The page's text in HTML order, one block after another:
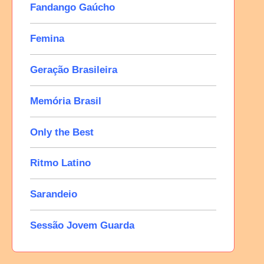
Fandango Gaúcho
Femina
Geração Brasileira
Memória Brasil
Only the Best
Ritmo Latino
Sarandeio
Sessão Jovem Guarda